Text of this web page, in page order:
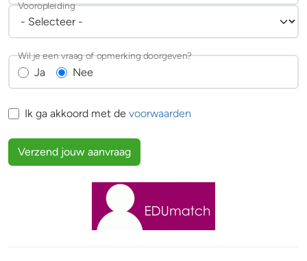
Vooropleiding
Ja Nee
Wil je een vraag of opmerking doorgeven?
Ik ga akkoord met de voorwaarden
Verzend jouw aanvraag